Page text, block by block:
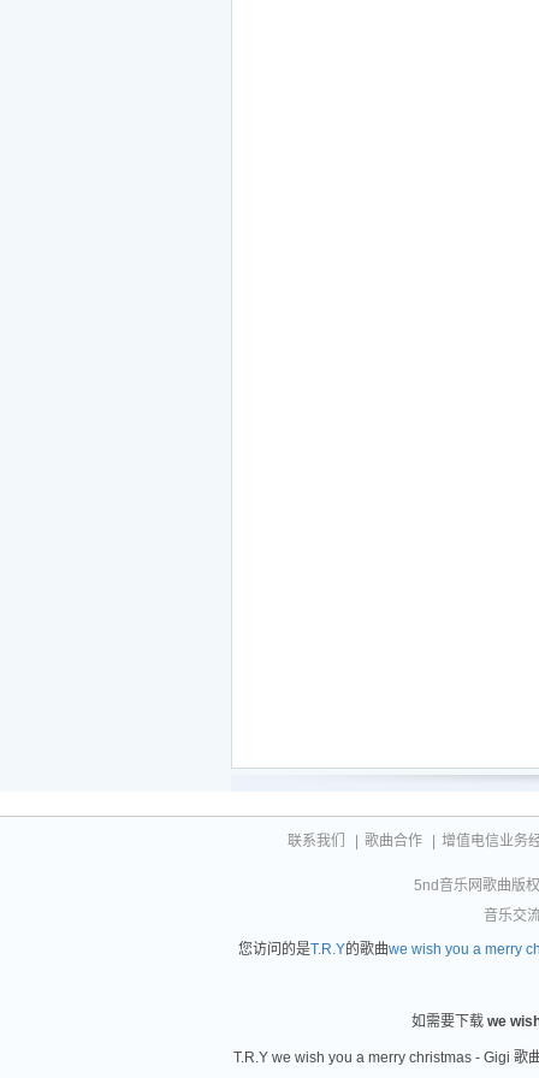
联系我们 歌曲合作 增值电信业务
5nd音乐网歌曲版
音乐交
您访问的是T.R.Y的歌曲we wish you a merry
如需要下载 we
T.R.Y we wish you a merry christmas - Gigi